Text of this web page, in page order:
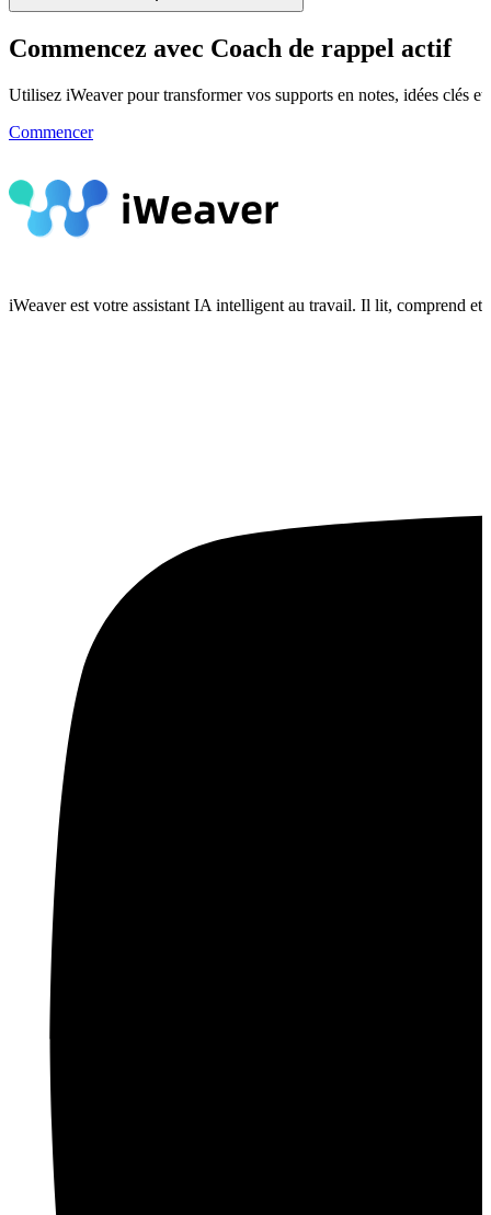
Commencez avec Coach de rappel actif
Utilisez iWeaver pour transformer vos supports en notes, idées clés
Commencer
iWeaver est votre assistant IA intelligent au travail. Il lit, comprend et